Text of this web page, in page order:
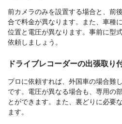
前カメラのみを設置する場合と、前
合で料金が異なります。また、車種
位置と電圧が異なります。事前に型
依頼しましょう。
ドライブレコーダーの出張取り
プロに依頼すれば、外国車の場合難
です。電圧が異なる場合も、専用の
とができます。また、裏どりに必要
ます。